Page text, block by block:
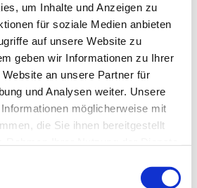
um Inhalte und Anzeigen zu
für soziale Medien anbieten
auf unsere Website zu
geben wir Informationen zu Ihrer
an unsere Partner für
und Analysen weiter. Unsere
möglicherweise mit
die Sie ihnen bereitgestellt
Mit-Mach-Angebote